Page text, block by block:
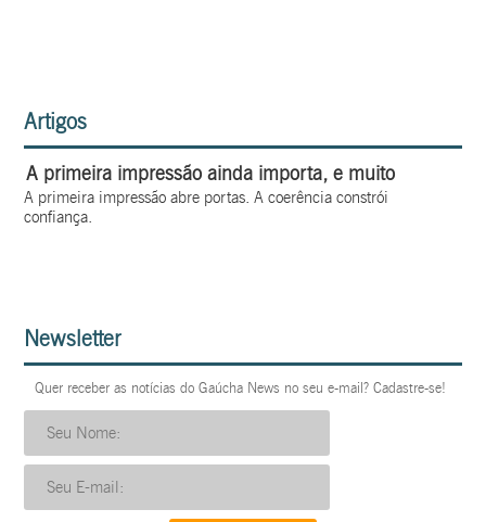
Artigos
A primeira impressão ainda importa, e muito
A primeira impressão abre portas. A coerência constrói
confiança.
Newsletter
Quer receber as notícias do Gaúcha News no seu e-mail? Cadastre-se!